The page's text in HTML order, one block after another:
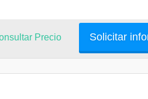
Solicitar
Precio